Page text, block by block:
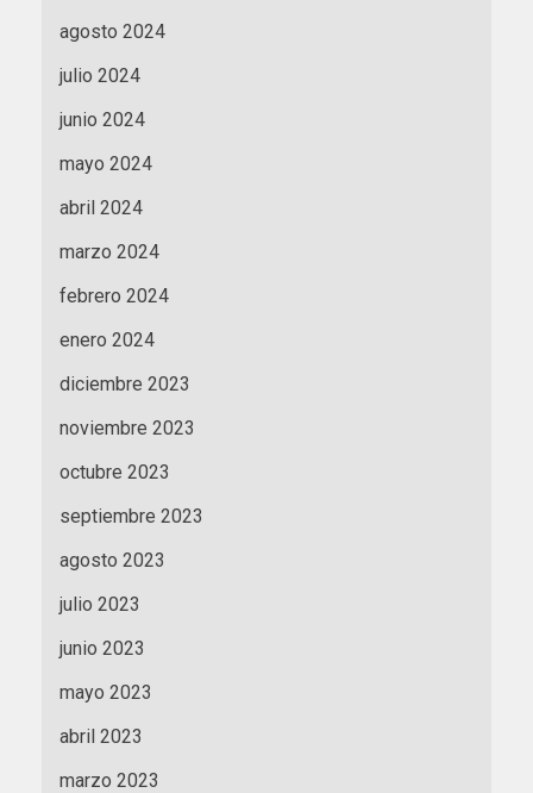
agosto 2024
julio 2024
junio 2024
mayo 2024
abril 2024
marzo 2024
febrero 2024
enero 2024
diciembre 2023
noviembre 2023
octubre 2023
septiembre 2023
agosto 2023
julio 2023
junio 2023
mayo 2023
abril 2023
marzo 2023